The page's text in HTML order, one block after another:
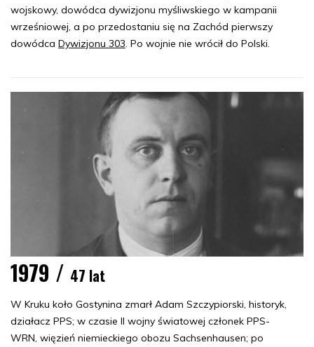
wojskowy, dowódca dywizjonu myśliwskiego w kampanii
wrześniowej, a po przedostaniu się na Zachód pierwszy
dowódca Dywizjonu 303 . Po wojnie nie wrócił do Polski.
1979 / 47 lat
W Kruku koło Gostynina zmarł Adam Szczypiorski, historyk,
działacz PPS; w czasie II wojny światowej członek PPS-
WRN, więzień niemieckiego obozu Sachsenhausen; po